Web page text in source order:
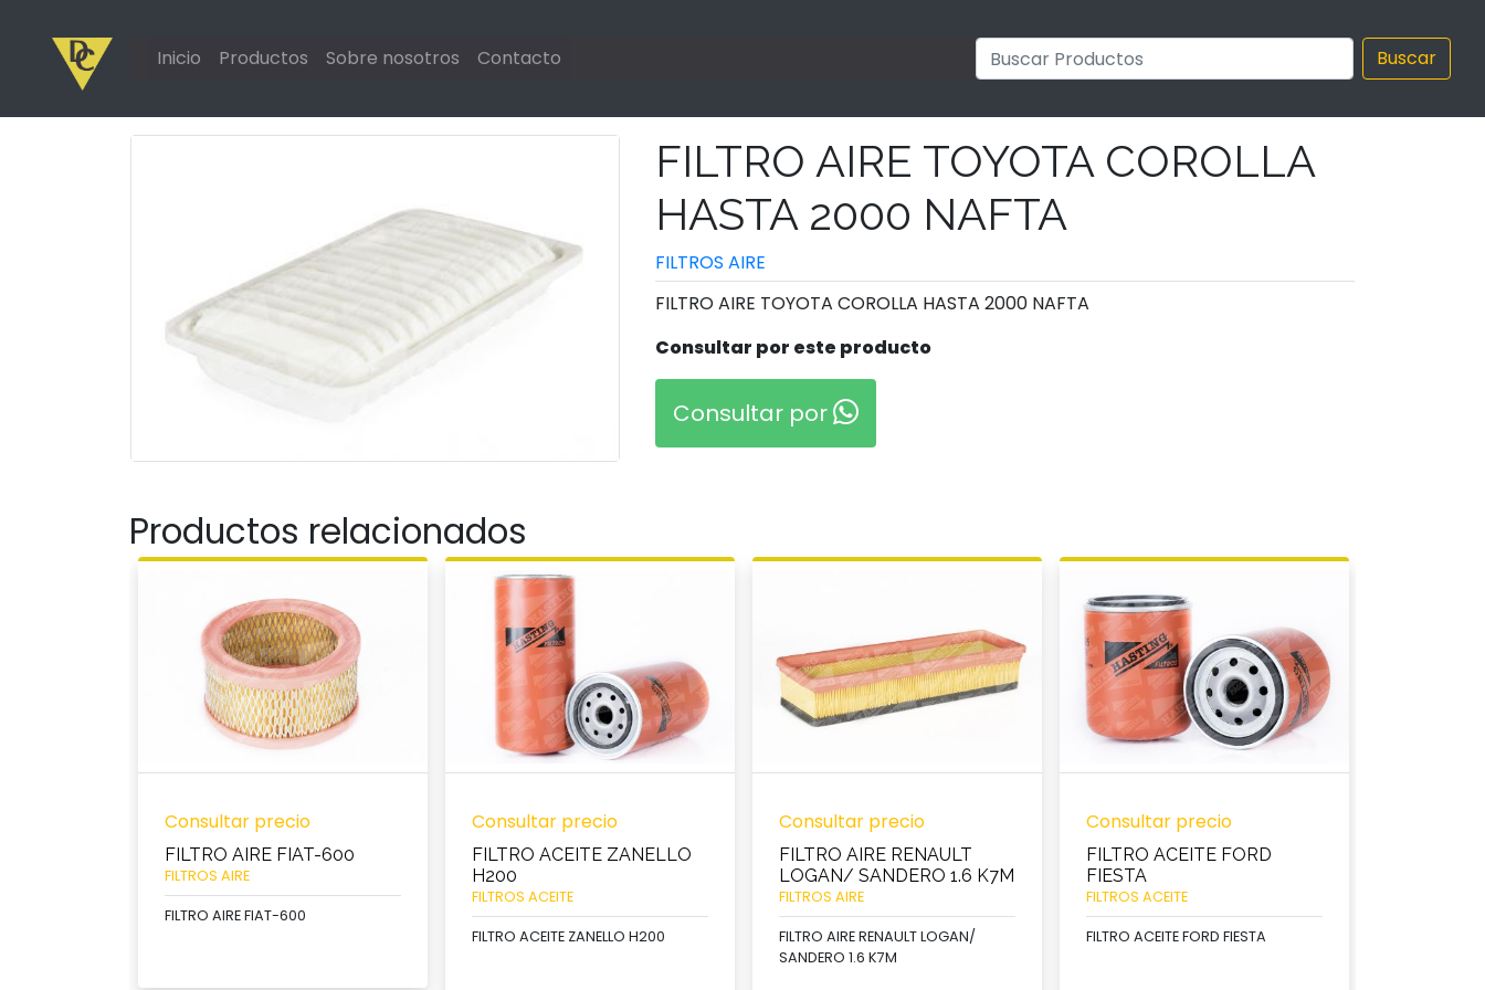
Inicio Productos Sobre nosotros Contacto Buscar
FILTRO AIRE TOYOTA COROLLA
HASTA 2000 NAFTA
FILTROS AIRE
FILTRO AIRE TOYOTA COROLLA HASTA 2000 NAFTA
Consultar por este producto
Consultar por
Productos relacionados
Consultar precio
FILTRO AIRE FIAT-600
FILTROS AIRE
FILTRO AIRE FIAT-600
Consultar precio
FILTRO ACEITE ZANELLO
H200
FILTROS ACEITE
FILTRO ACEITE ZANELLO H200
Consultar precio
FILTRO AIRE RENAULT
LOGAN/ SANDERO 1.6 K7M
FILTROS AIRE
FILTRO AIRE RENAULT LOGAN/
SANDERO 1.6 K7M
Consultar precio
FILTRO ACEITE FORD
FIESTA
FILTROS ACEITE
FILTRO ACEITE FORD FIESTA